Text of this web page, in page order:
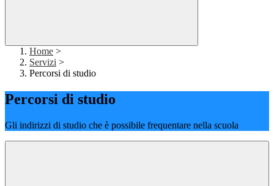
Home >
Servizi >
Percorsi di studio
Percorsi di studio
Gli indirizzi di studio che è possibile frequentare nella scuola